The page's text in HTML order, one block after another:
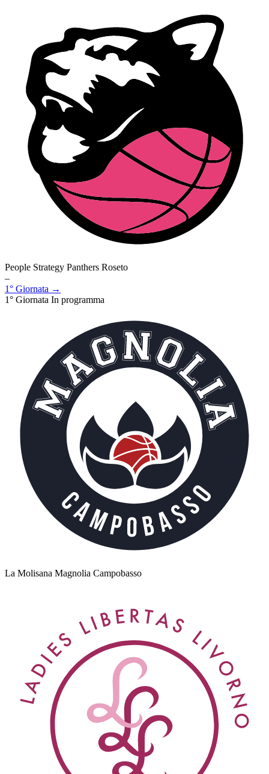
People Strategy Panthers Roseto
–
1° Giornata →
1° Giornata In programma
La Molisana Magnolia Campobasso